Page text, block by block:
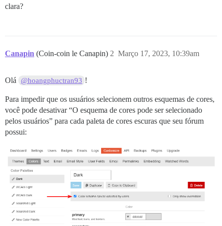
clara?
Canapin (Coin-coin le Canapin) Março 17, 2023, 10:39am
2
Olá @hoangphuctran93 !
Para impedir que os usuários selecionem outros esquemas de cores,
você pode desativar “O esquema de cores pode ser selecionado
pelos usuários” para cada paleta de cores escuras que seu fórum
possui: